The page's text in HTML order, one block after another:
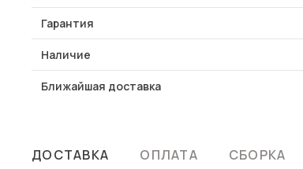
Гарантия
Наличие
Ближайшая доставка
ДОСТАВКА ОПЛАТА СБОРКА